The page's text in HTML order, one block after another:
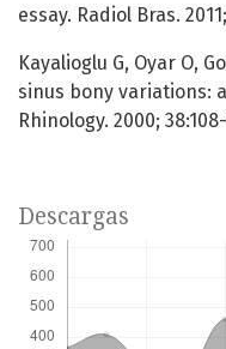
essay. Radiol Bras.
Kayalioglu G, Oyar O,
sinus bony variations:
Rhinology. 2000; 38:108-
Descargas